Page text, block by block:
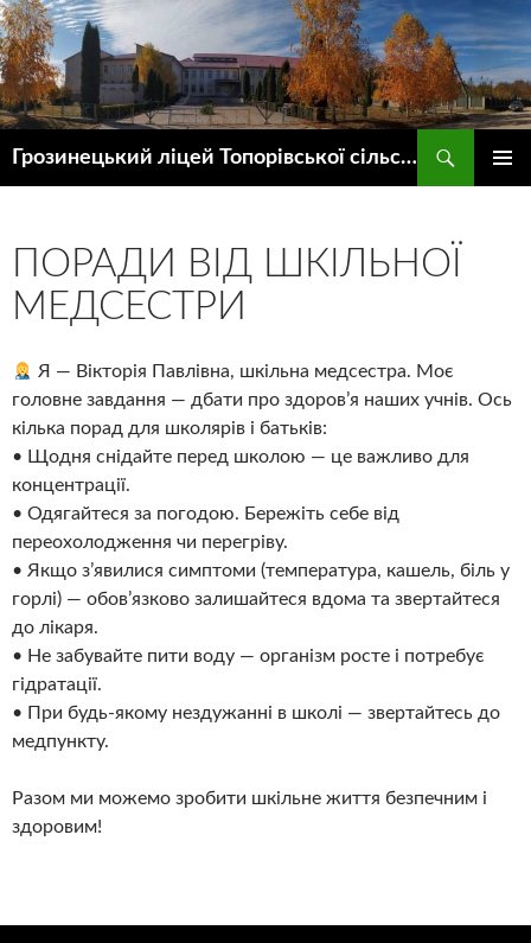
Грозинецький ліцей Топорівської сільської ради
ПОРАДИ ВІД ШКІЛЬНОЇ
МЕДСЕСТРИ
Я — Вікторія Павлівна, шкільна медсестра. Моє
головне завдання — дбати про здоров’я наших учнів. Ось
кілька порад для школярів і батьків:
• Щодня снідайте перед школою — це важливо для
концентрації.
• Одягайтеся за погодою. Бережіть себе від
переохолодження чи перегріву.
• Якщо з’явилися симптоми (температура, кашель, біль у
горлі) — обов’язково залишайтеся вдома та звертайтеся
до лікаря.
• Не забувайте пити воду — організм росте і потребує
гідратації.
• При будь-якому нездужанні в школі — звертайтесь до
медпункту.
Разом ми можемо зробити шкільне життя безпечним і
здоровим!